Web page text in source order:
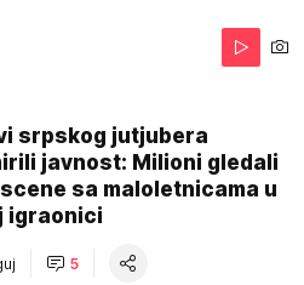
srpskog jutjubera
javnost: Milioni gledali
sa maloletnicama u
igraonici
5